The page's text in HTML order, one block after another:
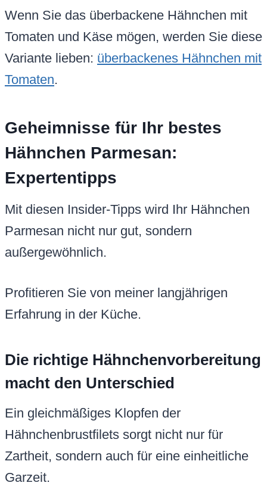
Wenn Sie das überbackene Hähnchen mit
Tomaten und Käse mögen, werden Sie diese
Variante lieben: überbackenes Hähnchen mit
Tomaten.
Geheimnisse für Ihr bestes
Hähnchen Parmesan:
Expertentipps
Mit diesen Insider-Tipps wird Ihr Hähnchen
Parmesan nicht nur gut, sondern
außergewöhnlich.
Profitieren Sie von meiner langjährigen
Erfahrung in der Küche.
Die richtige Hähnchenvorbereitung
macht den Unterschied
Ein gleichmäßiges Klopfen der
Hähnchenbrustfilets sorgt nicht nur für
Zartheit, sondern auch für eine einheitliche
Garzeit.